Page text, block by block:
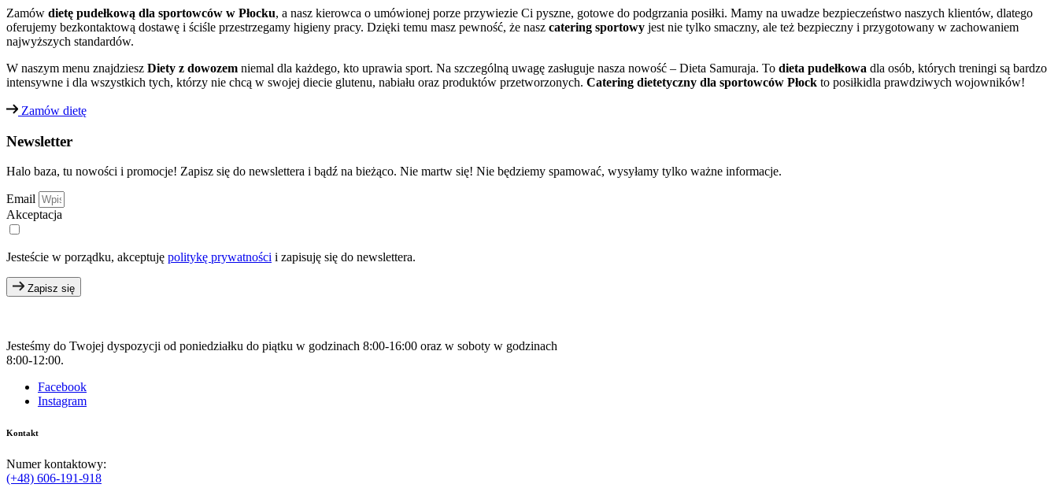
Zamów dietę pudełkową dla sportowców w Płocku, a nasz kierowca o umówionej porze przywiezie Ci pyszne, gotowe do podgrzania posiłki. Mamy na uwadze bezpieczeństwo naszych klientów, dlatego
oferujemy bezkontaktową dostawę i ściśle przestrzegamy higieny pracy. Dzięki temu masz pewność, że nasz catering sportowy jest nie tylko smaczny, ale też bezpieczny i przygotowany w zachowaniem
najwyższych standardów.
W naszym menu znajdziesz Diety z dowozem niemal dla każdego, kto uprawia sport. Na szczególną uwagę zasługuje nasza nowość – Dieta Samuraja. To dieta pudełkowa dla osób, których treningi są bardzo
intensywne i dla wszystkich tych, którzy nie chcą w swojej diecie glutenu, nabiału oraz produktów przetworzonych. Catering dietetyczny dla sportowców Płock to posiłkidla prawdziwych wojowników!
Zamów dietę
Newsletter
Halo baza, tu nowości i promocje! Zapisz się do newslettera i bądź na bieżąco. Nie martw się! Nie będziemy spamować, wysyłamy tylko ważne informacje.
Email
Akceptacja
Jesteście w porządku, akceptuję politykę prywatności i zapisuję się do newslettera.
Zapisz się
Jesteśmy do Twojej dyspozycji od poniedziałku do piątku w godzinach 8:00-16:00 oraz w soboty w godzinach
8:00-12:00.
Facebook
Instagram
Kontakt
Numer kontaktowy:
(+48) 606-191-918